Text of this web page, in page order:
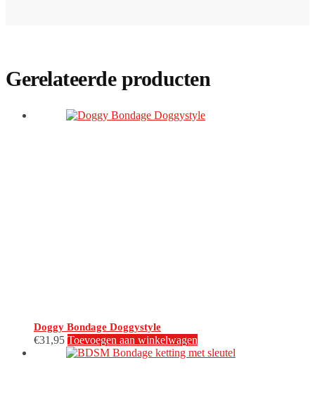
Gerelateerde producten
Doggy Bondage Doggystyle
€31,95 Toevoegen aan winkelwagen